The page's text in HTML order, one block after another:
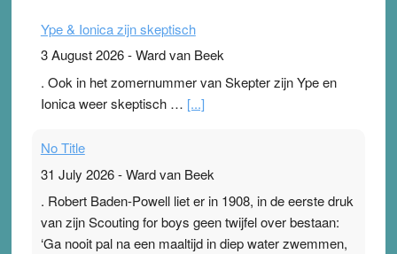
Ype & Ionica zijn skeptisch
3 August 2026-Ward van Beek
. Ook in het zomernummer van Skepter zijn Ype en
Ionica weer skeptisch … [...]
No Title
31 July 2026-Ward van Beek
. Robert Baden-Powell liet er in 1908, in de eerste druk
van zijn Scouting for boys geen twijfel over bestaan:
‘Ga nooit pal na een maaltijd in diep water zwemmen,